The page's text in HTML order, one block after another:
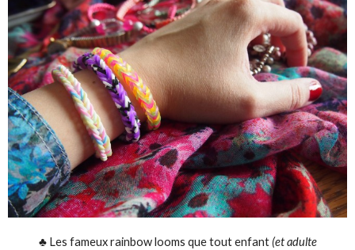
♣ Les fameux rainbow looms que tout enfant (et adulte